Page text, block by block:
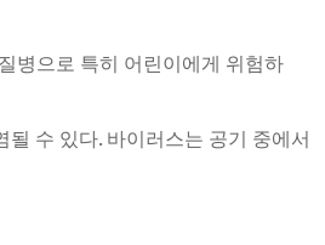
병으로 특히 어린이에게 위험하
수 있다. 바이러스는 공기 중에서